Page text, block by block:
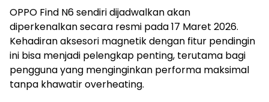
OPPO Find N6 sendiri dijadwalkan akan
diperkenalkan secara resmi pada 17 Maret 2026.
Kehadiran aksesori magnetik dengan fitur pendingin
ini bisa menjadi pelengkap penting, terutama bagi
pengguna yang menginginkan performa maksimal
tanpa khawatir overheating.